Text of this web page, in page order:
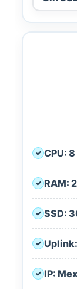
✓ CPU:
✓ RAM:
✓ SSD:
✓
✓ IP: